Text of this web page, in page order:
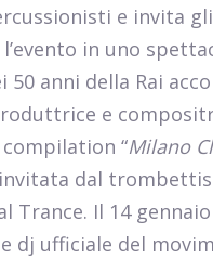
e invita
in uno
50 anni della Rai
e
“Milano
invitata dal
Trance. Il 14
dj ufficiale del